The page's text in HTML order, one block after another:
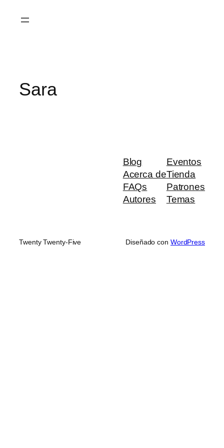
Sara
Blog
Acerca de
FAQs
Autores
Eventos
Tienda
Patrones
Temas
Twenty Twenty-Five Diseñado con WordPress